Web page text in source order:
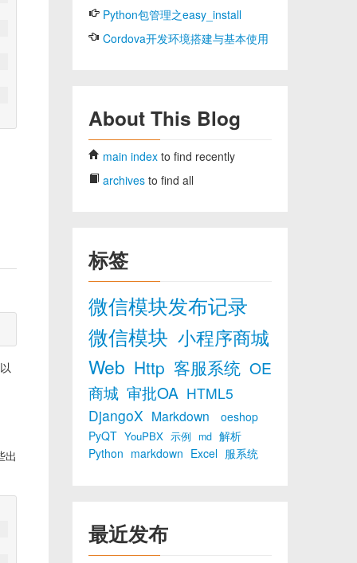
出
Python包管理之easy_install
Cordova开发环境搭建与基本使用
About This Blog
main index to find recently
archives to find all
标签
微信模块发布记录
微信模块 小程序商城
Web Http 客服系统 OE
商城 审批OA HTML5
DjangoX Markdown
oeshop
PyQT YouPBX 示例 md 解析
Python markdown Excel 服系统
最近发布